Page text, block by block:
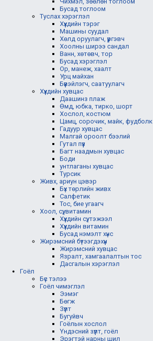
Бусад тоглоом
Туслах хэрэглэл
Хүүхдийн тэрэг
Машины суудал
Хөлд оруулагч, үүргэвч
Хоолны ширээ сандал
Ванн, хөтөвч, тор
Бусад хэрэглэл
Ор, манеж, хаалт
Урц майхан
Бүүвэйлэгч, саатуулагч
Хүүхдийн хувцас
Даашинз плаж
Өмд, юбка, тирко, шорт
Хослол, костюм
Цамц, сорочик, майк, фудболк
Гадуур хувцас
Малгай ороолт бээлий
Гутал пүүз
Багт наадмын хувцас
Боди
унтлаганы хувцас
Турсик
Живх, ариун цэвэр
Бүх төрлийн живх
Салфетик
Тос, бие угаагч
Хоол, сүү, витамин
Хүүхдийн сүү, тэжээл
Хүүхдийн витамин
Бусад нэмэлт хүнс
Жирэмсний бүтээгдэхүүн
Жирэмсний хувцас
Язралт, хамгаалалтын тос
Дасгалын хэрэглэл
Гоёл
Бүс тэлээ
Гоёл чимэглэл
Ээмэг
Бөгж
Зүүлт
Бугуйвч
Гоёлын хослол
Үндэсний зүүлт, гоёл
Эрэгтэй нарны шил